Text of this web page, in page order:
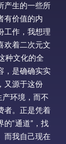
产生的一些所
有价值的内
工作，我想理
欢着二次元文
种文化的全
，是确确实实
又源于这份
产环境，而不
者。正是凭着
“通道”，找
而我自己现在